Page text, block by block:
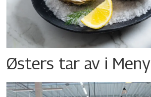
Østers tar av i Meny